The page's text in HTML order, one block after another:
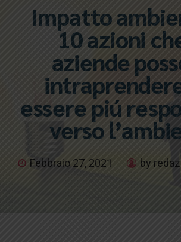
Impatto
10 azioni
aziende
essere piú
verso
Febbraio 27, 2021 by